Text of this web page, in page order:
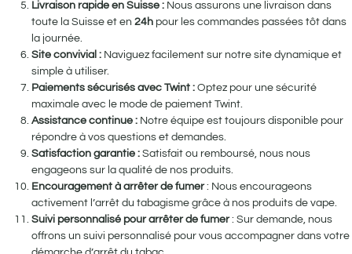
Livraison rapide en Suisse : Nous assurons une livraison dans
toute la Suisse et en 24h pour les commandes passées tôt dans
la journée.
Site convivial : Naviguez facilement sur notre site dynamique et
simple à utiliser.
Paiements sécurisés avec Twint : Optez pour une sécurité
maximale avec le mode de paiement Twint.
Assistance continue : Notre équipe est toujours disponible pour
répondre à vos questions et demandes.
Satisfaction garantie : Satisfait ou remboursé, nous nous
engageons sur la qualité de nos produits.
Encouragement à arrêter de fumer: Nous encourageons
activement l’arrêt du tabagisme grâce à nos produits de vape.
Suivi personnalisé pour arrêter de fumer: Sur demande, nous
offrons un suivi personnalisé pour vous accompagner dans votre